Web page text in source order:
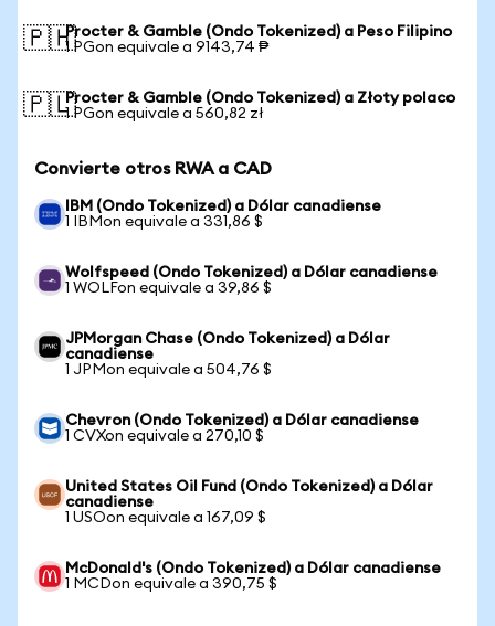
🇵🇭Procter & Gamble (Ondo Tokenized) a Peso Filipino
1 PGon equivale a 9143,74 ₱
🇵🇱Procter & Gamble (Ondo Tokenized) a Złoty polaco
1 PGon equivale a 560,82 zł
Convierte otros RWA a CAD
IBM (Ondo Tokenized) a Dólar canadiense
1 IBMon equivale a 331,86 $
Wolfspeed (Ondo Tokenized) a Dólar canadiense
1 WOLFon equivale a 39,86 $
JPMorgan Chase (Ondo Tokenized) a Dólar
canadiense
1 JPMon equivale a 504,76 $
Chevron (Ondo Tokenized) a Dólar canadiense
1 CVXon equivale a 270,10 $
United States Oil Fund (Ondo Tokenized) a Dólar
canadiense
1 USOon equivale a 167,09 $
McDonald's (Ondo Tokenized) a Dólar canadiense
1 MCDon equivale a 390,75 $